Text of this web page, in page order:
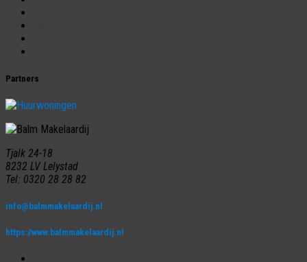
Partners
Tjalk 24-18
8232 LV Lelystad
Tel: 0320 28 28 82
info@balmmakelaardij.nl
https://www.balmmakelaardij.nl